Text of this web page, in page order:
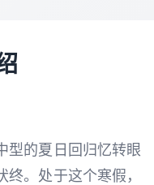
型的夏日回归忆转眼
。处于这个寒假，